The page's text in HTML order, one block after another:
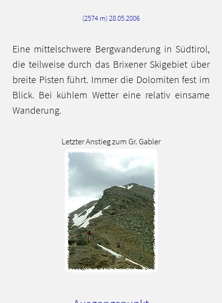
(2574 m) 28.05.2006
Eine mittelschwere Bergwanderung in Südtirol,
die teilweise durch das Brixener Skigebiet über
breite Pisten führt. Immer die Dolomiten fest im
Blick. Bei kühlem Wetter eine relativ einsame
Wanderung.
Letzter Anstieg zum Gr. Gabler